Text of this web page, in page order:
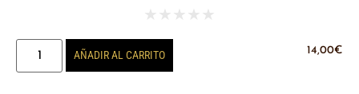
★ ★ ★ ★ ★
14,00€
AÑADIR AL CARRITO